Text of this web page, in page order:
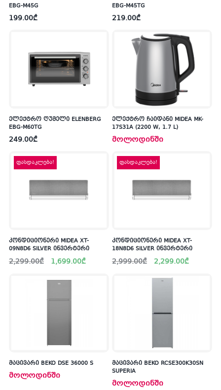
EBG-M45G
199.00₾
EBG-M45TG
219.00₾
ელექტრო ღუმელი ELENBERG
EBG-M60TG
249.00₾
ელექტრო ჩაიდანი MIDEA MK-
17S31A (2200 W, 1.7 L)
მოლოდინში
ფასდაკლება!
კონდიციონერი MIDEA XT-
09N8D6 SILVER ინვერტერი
2,299.00₾
Original
price
1,699.00₾
Current
price
ფასდაკლება!
კონდიციონერი MIDEA XT-
18N8D6 SILVER ინვერტერი
2,999.00₾
Original
price
2,299.00₾
Current
price
მაცივარი BEKO DSE 36000 S
მოლოდინში
მაცივარი BEKO RCSE300K30SN
SUPERIA
მოლოდინში